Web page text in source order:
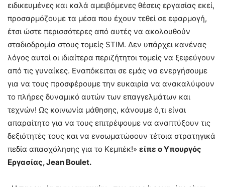
ειδικευμένες και καλά αμειβόμενες θέσεις εργασίας εκεί,
προσαρμόζουμε τα μέσα που έχουν τεθεί σε εφαρμογή,
έτσι ώστε περισσότερες από αυτές να ακολουθούν
σταδιοδρομία στους τομείς STΙM. Δεν υπάρχει κανένας
λόγος αυτοί οι ιδιαίτερα περιζήτητοι τομείς να ξεφεύγουν
από τις γυναίκες. Εναπόκειται σε εμάς να ενεργήσουμε
για να τους προσφέρουμε την ευκαιρία να ανακαλύψουν
το πλήρες δυναμικό αυτών των επαγγελμάτων και
τεχνών! Ως κοινωνία μάθησης, κάνουμε ό,τι είναι
απαραίτητο για να τους επιτρέψουμε να αναπτύξουν τις
δεξιότητές τους και να ενσωματώσουν τέτοια στρατηγικά
πεδία απασχόλησης για το Κεμπέκ!» είπε ο Υπουργός
Εργασίας, Jean Boulet.